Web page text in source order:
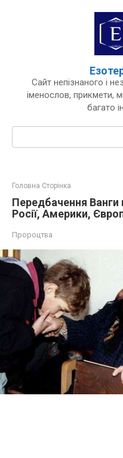
Сайт непізнаного і
іменослов, прикмети,
багато
Пошук:
Головна Сторінка
Передбачення Ванги
Росії, Америки,
Пророцтва